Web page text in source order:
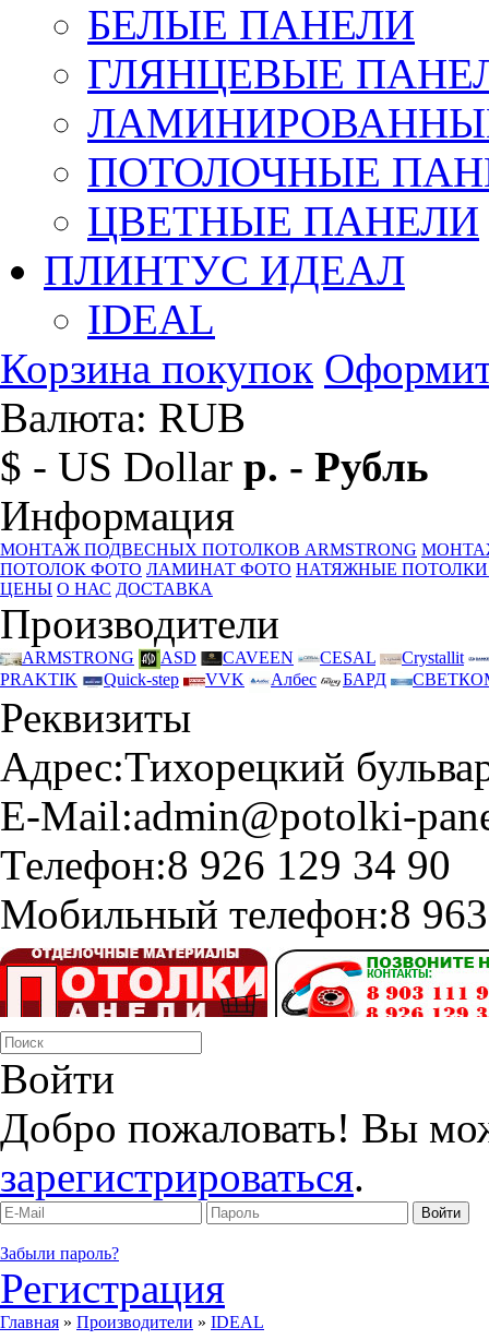
БЕЛЫЕ ПАНЕЛИ
ГЛЯНЦЕВЫЕ
ПОТОЛОЧНЫЕ
ЦВЕТНЫЕ ПАНЕЛИ
ПЛИНТУС ИДЕАЛ
IDEAL
Корзина покупок
Валюта: RUB
$ - US Dollar р. - Рубль
Информация
МОНТАЖ ПОДВЕСНЫХ ПОТОЛКОВ ARMSTRONG
ПОТОЛОК ФОТО ЛАМИНАТ ФОТО НАТЯЖНЫЕ ПОТОЛКИ
ЦЕНЫ О НАС ДОСТАВКА
Производители
ARMSTRONG ASD CAVEEN CESAL
Crystallit
PRAKTIK
Quick-step VVK Албес БАРД
Реквизиты
Адрес:Тихорецкий
E-Mail:admin@potolki-
Телефон:8 926 129 34 90
Мобильный телефон:8
Войти
Добро пожаловать! Вы
зарегистрироваться.
Забыли пароль?
Регистрация
Главная » Производители » IDEAL